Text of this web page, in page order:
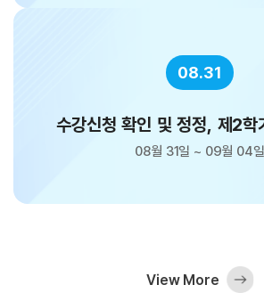
View More
08.31
수강신청 확인 및 정정, 제2학
졸업신청
08월 31일 ~ 09월 04일